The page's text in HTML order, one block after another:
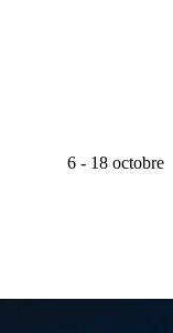
6 - 18 octobre